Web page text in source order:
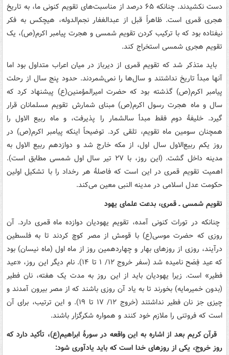
دست نکشیدند. چنانکه ۶۵ درصد از مناسبت‌های تقویم کنونی ما، به تاریخ
هجری قمری است. ظاهراً قبل از عبدالغفار نجم‌الدوله، هیچکس به فکر
نیفتاده بود که با ترکیب کردن تقویم شمسی و هجرت پیامبر اکرم(ص)، یک
تقویم هجری شمسی استخراج کند.
باید متذکر شد که تقویم قمری از دیرباز در میان اعراب متداول بود اما
آنها مبدأ تاریخ نداشتند و سال‌ها را نمی‌شمردند. حدود پنج سال از رحلت
پیامبر اکرم(ص) گذشته بود که حضرت امیرالمؤمنین(ع) پیشنهاد کرد که
سال و ماه هجرت رسول اکرم(ص) مبنای شمارش تقویم مسلمانان قرار
گیرد. خلیفۀ دوم فقط مبدأ سالشمار را پذیرفت، و ماه ربیع الاول را
همچنان سومین ماه تقویم، تلقی کرد. توضیحاً اینکه پیامبر اکرم(ص) در
روز یکم ربیع‌الاول سال اول، از مکه خارج شد و دوازدهم ربیع الاول به
مدینه داخل گشت. (این روز، با ۲۷ تیر سال اول شمسی مطابق است).
اهمیت تقویم قمری در این است که فاصلۀ هر رخداد را با تشکیل اولین
حکومت عدل اسلامی در مدینه النبی معین می‌کند.
تقویم شمسی ـ قمری، بدعت علمای یهود
چنانکه در تورات کنونی آمده، تقویم یهودیان دوازده ماه قمری دارد. آن
روزی که حضرت موسی(ع) با قومش از مصر کوچ کردند تا به فلسطین
درآیند، روزی از روزهای بهار و چهاردهمین روز از ماه اول (ماه نیسان) بود
که عید فِصَح نامیده شد (سفر خروج ۱۲/ ۱ تا ۱۴). نام دیگر این روز، «عید
فطیر» است. زیرا یهودیان باید از این روز به مدت یک هفته، نان فطیر
(بدون خمیرمایه) بخورند تا به یاد آن روزی باشند که از مصر بیرون آمدند و
چیزی جز نان فطیر نداشتند (خروج ۱۲/ ۱۷ تا ۱۹). و این ترتیب، برای آن
است که فروتنی را ملازم خود کنند و همواره شکرگزار باشند.
قرآن کریم بعد از اشاره به این واقعه در سورۀ ابراهیم(ع)، تأکید دارد که
روز خروج، یکی از روزهای خدا است که باید یادآوری شود: